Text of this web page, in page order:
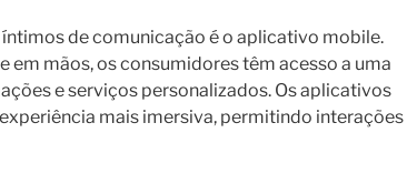
íntimos de comunicação é o aplicativo mobile.
em mãos, os consumidores têm acesso a uma
e serviços personalizados. Os aplicativos
mais imersiva, permitindo interações